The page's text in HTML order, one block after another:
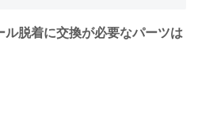
脱着に交換が必要なパーツは